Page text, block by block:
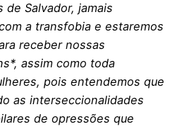
de Salvador, jamais
a transfobia e estaremos
receber nossas
assim como toda
pois entendemos que
as interseccionalidades
de opressões que